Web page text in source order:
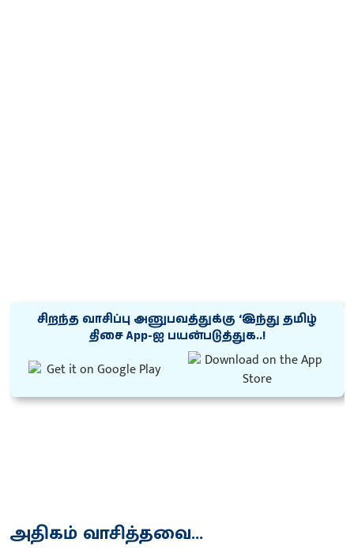
சிறந்த வாசிப்பு அனுபவத்துக்கு ‘இந்து தமிழ்
திசை App-ஐ பயன்படுத்துக..!
அதிகம் வாசித்தவை...